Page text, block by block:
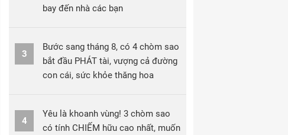
bay đến nhà các bạn
3
Bước sang tháng 8, có 4 chòm sao
bắt đầu PHÁT tài, vượng cả đường
con cái, sức khỏe thăng hoa
4
Yêu là khoanh vùng! 3 chòm sao
có tính CHIẾM hữu cao nhất, muốn